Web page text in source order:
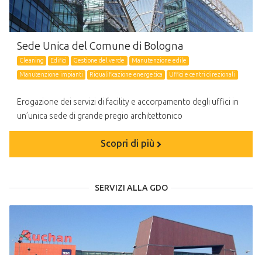
Sede Unica del Comune di Bologna
Cleaning Edifici Gestione del verde
Manutenzione edile
Manutenzione impianti
Riqualificazione energetica Uffici e centri direzionali
Erogazione dei servizi di facility e accorpamento degli uffici in
un’unica sede di grande pregio architettonico
Scopri di più
SERVIZI ALLA GDO